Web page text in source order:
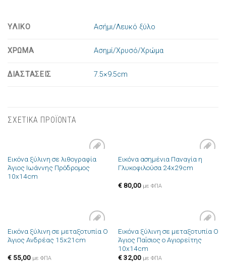
ΥΛΙΚΟ Ασήμι/Λευκό ξύλο
ΧΡΩΜΑ Ασημί/Χρυσό/Χρώμα
ΔΙΑΣΤΑΣΕΙΣ 7.5×9.5cm
ΣΧΕΤΙΚΑ ΠΡΟΪΟΝΤΑ
Πρόσθήκη
στην λίστα
Εικόνα ξύλινη σε λιθογραφία
Άγιος Ιωάννης Πρόδρομος
10x14cm
Πρόσθήκη
στην λίστα
Εικόνα ασημένια Παναγία η
Γλυκοφιλούσα 24x29cm
€80,00 με ΦΠΑ
Πρόσθήκη
στην λίστα
Εικόνα ξύλινη σε μεταξοτυπία Ο
Άγιος Ανδρέας 15x21cm
€55,00 με ΦΠΑ
Πρόσθήκη
στην λίστα
Εικόνα ξύλινη σε μεταξοτυπία Ο
Άγιος Παΐσιος ο Αγιορείτης
10x14cm
€32,00 με ΦΠΑ